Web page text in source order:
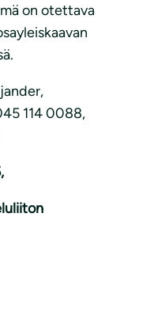
on otettava
114 0088,